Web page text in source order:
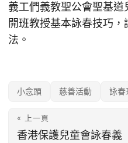
義工們義教聖公會聖基
開班教授基本詠春技巧
法。
小念頭 慈善活動 詠春
« 上一頁
香港保護兒童會詠春義